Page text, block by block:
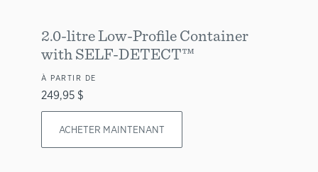
2.0-litre Low-Profile Container
with SELF-DETECT™
À PARTIR DE
249,95 $
ACHETER MAINTENANT